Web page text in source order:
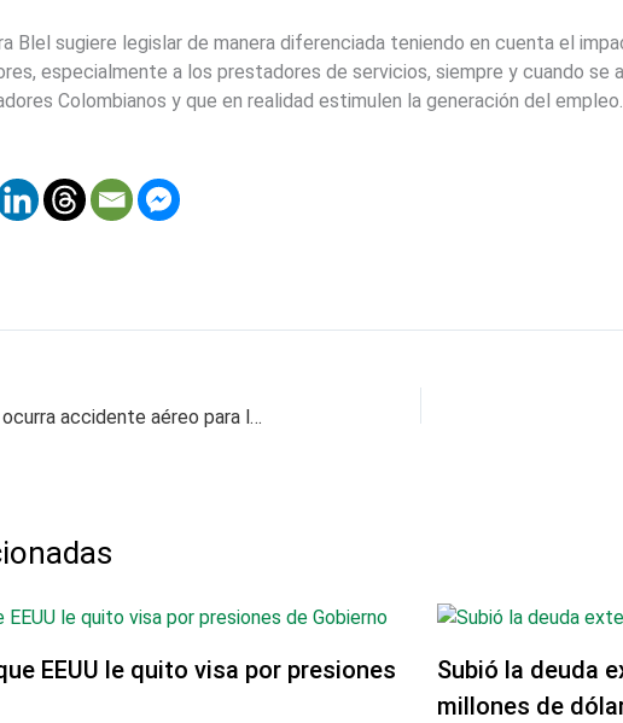
Blel sugiere legislar de manera diferenciada teniendo en cuenta el
especialmente a los prestadores de servicios, siempre y cuando se
Colombianos y que en realidad estimulen la generación del empleo.
«No podemos esperar a que ocurra accidente aéreo para legislar»
EEUU le quito visa por presiones
Subió la deuda
millones de